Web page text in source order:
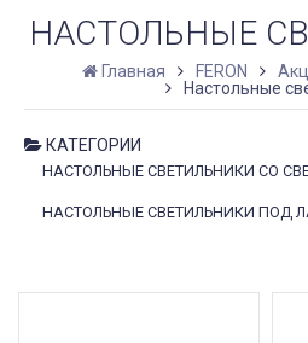
НАСТОЛЬНЫЕ
Главная FERON
Настольные
КАТЕГОРИИ
НАСТОЛЬНЫЕ СВЕТИЛЬНИКИ СО
НАСТОЛЬНЫЕ СВЕТИЛЬНИКИ ПОД